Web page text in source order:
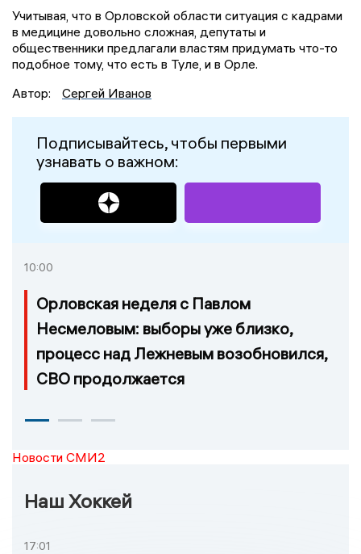
Учитывая, что в Орловской области ситуация с кадрами
в медицине довольно сложная, депутаты и
общественники предлагали властям придумать что-то
подобное тому, что есть в Туле, и в Орле.
Автор:
Сергей Иванов
Подписывайтесь, чтобы первыми
узнавать о важном:
10:00
Орловская неделя с Павлом
Несмеловым: выборы уже близко,
процесс над Лежневым возобновился,
СВО продолжается
Новости СМИ2
Наш Хоккей
17:01